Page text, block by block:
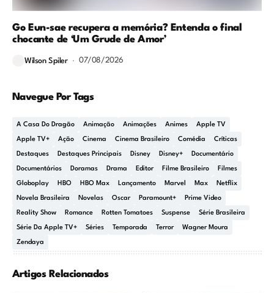
Go Eun-sae recupera a memória? Entenda o final
chocante de ‘Um Grude de Amor’
Wilson Spiler 07/08/2026
Navegue Por Tags
A Casa Do Dragão Animação Animações Animes Apple TV
Apple TV+ Ação Cinema Cinema Brasileiro Comédia Críticas
Destaques Destaques Principais Disney Disney+ Documentário
Documentários Doramas Drama Editor Filme Brasileiro Filmes
Globoplay HBO HBO Max Lançamento Marvel Max Netflix
Novela Brasileira Novelas Oscar Paramount+ Prime Video
Reality Show Romance Rotten Tomatoes Suspense Série Brasileira
Série Da Apple TV+ Séries Temporada Terror Wagner Moura
Zendaya
Artigos Relacionados